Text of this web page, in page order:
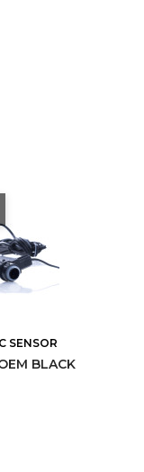
SENSOR
BLACK